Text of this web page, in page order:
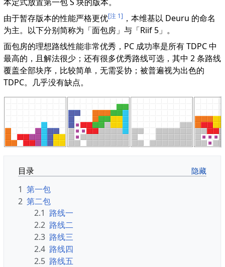
由于暂存版本的性能严格更优[注 1] ，本维基以 Deuru 的命名
为主。以下分别简称为「面包房」与「Riif 5」。
面包房的理想路线性能非常优秀，PC 成功率是所有 TDPC 中
最高的，且解法很少；还有很多优秀路线可选，其中 2 条路线
覆盖全部块序，比较简单，无需妥协；被普遍视为出色的
TDPC。几乎没有缺点。
目录
1 第一包
2 第二包
2.1 路线一
2.2 路线二
2.3 路线三
2.4 路线四
2.5 路线五